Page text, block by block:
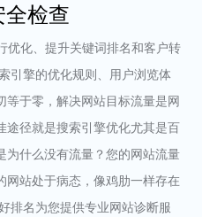
检查
优化、提升关键词排名和客户转
引擎的优化规则、用户浏览体
于零，解决网站目标流量是网
途径就是搜索引擎优化尤其是百
为什么没有流量？您的网站流量
站处于病态，像鸡肋一样存在
排名为您提供专业网站诊断服